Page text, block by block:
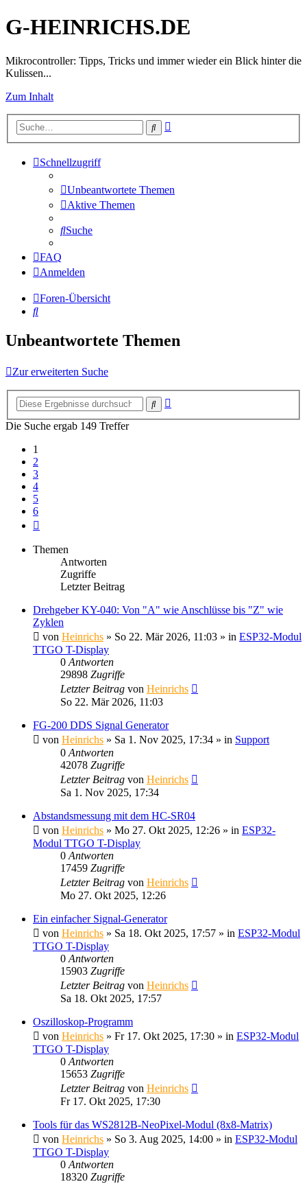
G-HEINRICHS.DE
Mikrocontroller: Tipps, Tricks und immer wieder ein Blick hinter die
Kulissen...
Zum Inhalt
Suche
Schnellzugriff
Unbeantwortete Themen
Aktive Themen
Suche
FAQ
Anmelden
Foren-Übersicht
Suche
Unbeantwortete Themen
Zur erweiterten Suche
Suche
Die Suche ergab 149 Treffer
1
2
3
4
5
6
Themen
Antworten
Zugriffe
Letzter Beitrag
Drehgeber KY-040: Von "A" wie Anschlüsse bis "Z" wie
Zyklen
von Heinrichs » So 22. Mär 2026, 11:03 » in ESP32-Modul
TTGO T-Display
0 Antworten
29898 Zugriffe
Letzter Beitrag von Heinrichs
So 22. Mär 2026, 11:03
FG-200 DDS Signal Generator
von Heinrichs » Sa 1. Nov 2025, 17:34 » in Support
0 Antworten
42078 Zugriffe
Letzter Beitrag von Heinrichs
Sa 1. Nov 2025, 17:34
Abstandsmessung mit dem HC-SR04
von Heinrichs » Mo 27. Okt 2025, 12:26 » in ESP32-
Modul TTGO T-Display
0 Antworten
17459 Zugriffe
Letzter Beitrag von Heinrichs
Mo 27. Okt 2025, 12:26
Ein einfacher Signal-Generator
von Heinrichs » Sa 18. Okt 2025, 17:57 » in ESP32-Modul
TTGO T-Display
0 Antworten
15903 Zugriffe
Letzter Beitrag von Heinrichs
Sa 18. Okt 2025, 17:57
Oszilloskop-Programm
von Heinrichs » Fr 17. Okt 2025, 17:30 » in ESP32-Modul
TTGO T-Display
0 Antworten
15653 Zugriffe
Letzter Beitrag von Heinrichs
Fr 17. Okt 2025, 17:30
Tools für das WS2812B-NeoPixel-Modul (8x8-Matrix)
von Heinrichs » So 3. Aug 2025, 14:00 » in ESP32-Modul
TTGO T-Display
0 Antworten
18320 Zugriffe